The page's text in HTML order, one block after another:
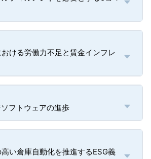
ける労働力不足と賃金インフレ
フトウェアの進歩
い倉庫自動化を推進するESG義